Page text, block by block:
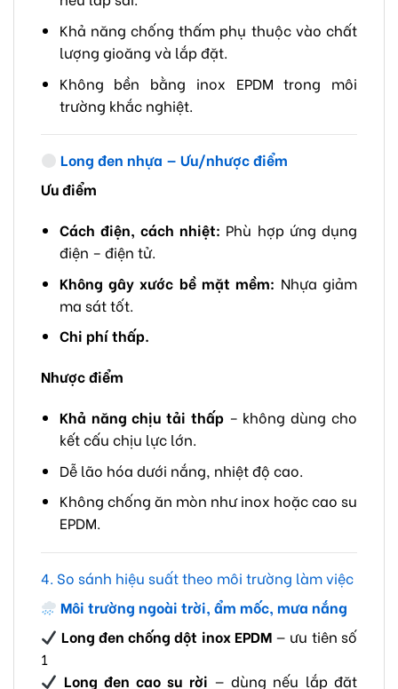
Khả năng chống thấm phụ thuộc vào chất
lượng gioăng và lắp đặt.
Không bền bằng inox EPDM trong môi
trường khắc nghiệt.
Long đen nhựa — Ưu/nhược điểm
Ưu điểm
Cách điện, cách nhiệt: Phù hợp ứng dụng
điện – điện tử.
Không gây xước bề mặt mềm: Nhựa giảm
ma sát tốt.
Chi phí thấp.
Nhược điểm
Khả năng chịu tải thấp– không dùng cho
kết cấu chịu lực lớn.
Dễ lão hóa dưới nắng, nhiệt độ cao.
Không chống ăn mòn như inox hoặc cao su
EPDM.
4. So sánh hiệu suất theo môi trường làm việc
Môi trường ngoài trời, ẩm mốc, mưa nắng
Long đen chống dột inox EPDM— ưu tiên số
1
Long đen cao su rời — dùng nếu lắp đặt